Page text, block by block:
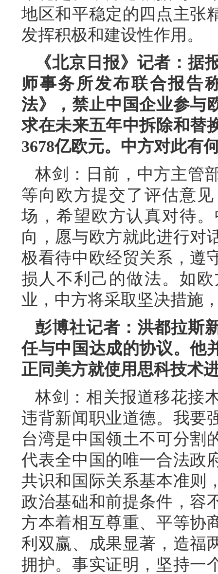
地区和平稳定的四点主张
发挥积极和建设性作用。
《北京日报》记者：据
师事务所发布联合报告
法》，禁止中国企业参与
求在未来五年中拆除和替
3678亿欧元。中方对此有
林剑：日前，中方主管
等向欧方提交了评估意
场，希望欧方认真对待
向，愿与欧方就此进行对
极看待中欧经贸关系，遵
损人不利己的做法。如
业，中方将采取坚决措施
彭博社记者：洪都拉斯
任与中国达成的协议。他
正同美方就使用思科技术
林剑：相关报道移花接
违背新闻职业道德。我要
台湾是中国领土不可分割
代表全中国的唯一合法政
共识和国际关系基本准则
政治基础和前提条件，容
方本着相互尊重、平等协
利双赢、成果显著，造福
拥护。事实证明，坚持一